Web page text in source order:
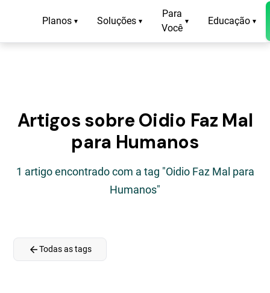
Planos ▾ Soluções ▾
Para
Você
▾ Educação ▾
Artigos sobre Oidio Faz Mal
para Humanos
1 artigo encontrado com a tag "Oidio Faz Mal para
Humanos"
arrow_backTodas as tags